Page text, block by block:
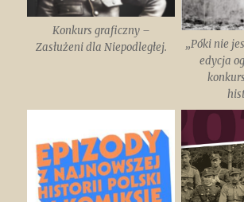
Konkurs graficzny –
Zasłużeni dla Niepodległej.
„Póki nie
edycja